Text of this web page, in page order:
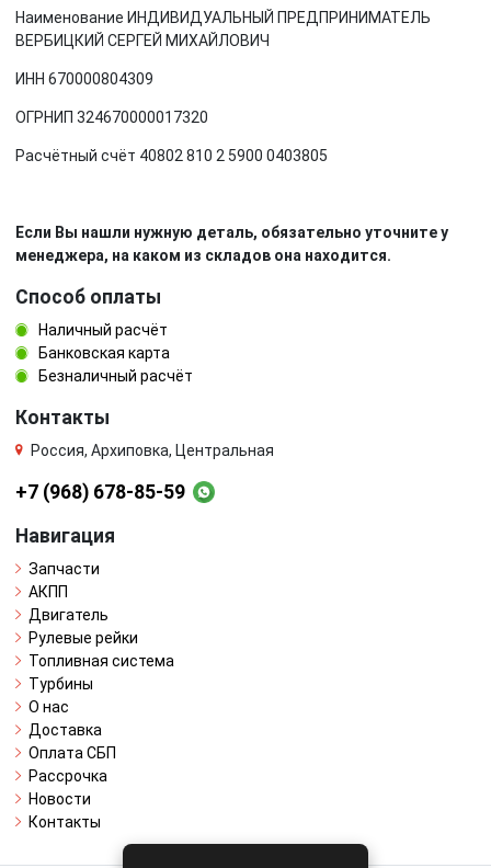
Наименование ИНДИВИДУАЛЬНЫЙ ПРЕДПРИНИМАТЕЛЬ
ВЕРБИЦКИЙ СЕРГЕЙ МИХАЙЛОВИЧ
ИНН 670000804309
ОГРНИП 324670000017320
Расчётный счёт 40802 810 2 5900 0403805
Если Вы нашли нужную деталь, обязательно уточните у
менеджера, на каком из складов она находится.
Способ оплаты
Наличный расчёт
Банковская карта
Безналичный расчёт
Контакты
Россия, Архиповка, Центральная
+7 (968) 678-85-59
Навигация
Запчасти
АКПП
Двигатель
Рулевые рейки
Топливная система
Турбины
О нас
Доставка
Оплата СБП
Рассрочка
Новости
Контакты